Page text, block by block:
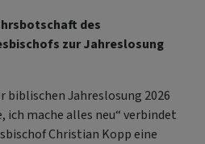
des
zur Jahreslosung
biblischen Jahreslosung 2026
ich mache alles neu“ verbindet
Christian Kopp eine